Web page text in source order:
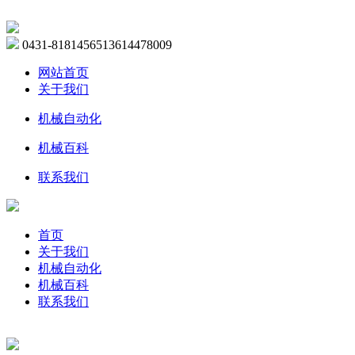
0431-8181456513614478009
网站首页
关于我们
机械自动化
机械百科
联系我们
首页
关于我们
机械自动化
机械百科
联系我们